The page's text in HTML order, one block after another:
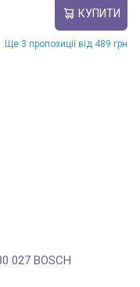
КУПИТИ
Ще 3 пропозиції від 489 грн
027 BOSCH